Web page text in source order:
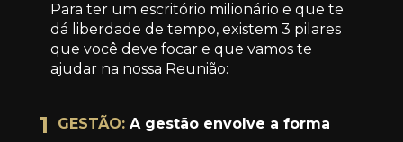
Para ter um escritório milionário e que te
dá liberdade de tempo, existem 3 pilares
que você deve focar e que vamos te
ajudar na nossa Reunião:
1 GESTÃO: A gestão envolve a forma